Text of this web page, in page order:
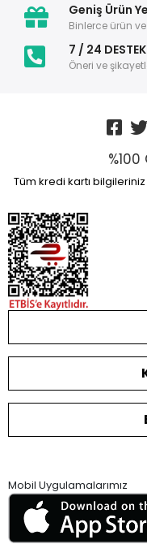
Geniş Ürün
Binlerce ürün
7 / 24 DESTEK
Öneri ve
Tüm kredi kartı
Mobil Uygulamalarımız